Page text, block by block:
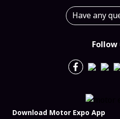
Have any
Follow
Download Motor Expo App